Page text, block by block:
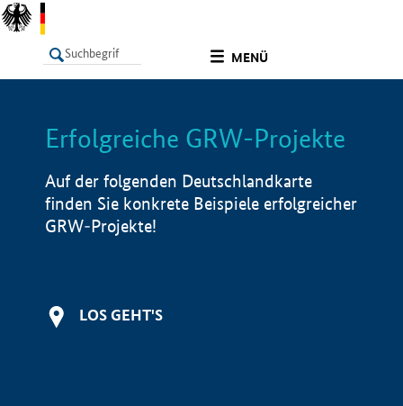
MENÜ
LISTE Info
Erfolgreiche GRW-Projekte
Auf der folgenden Deutschlandkarte
finden Sie konkrete Beispiele erfolgreicher
GRW-Projekte!
LOS GEHT'S